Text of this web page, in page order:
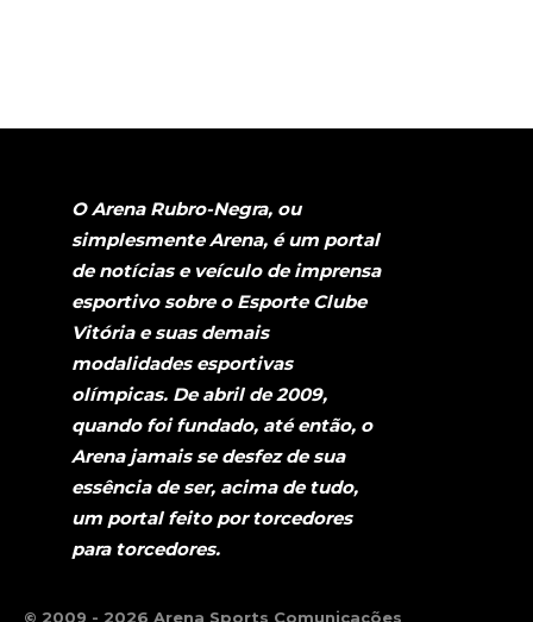
O Arena Rubro-Negra, ou
simplesmente Arena, é um portal
de notícias e veículo de imprensa
esportivo sobre o Esporte Clube
Vitória e suas demais
modalidades esportivas
olímpicas. De abril de 2009,
quando foi fundado, até então, o
Arena jamais se desfez de sua
essência de ser, acima de tudo,
um portal feito por torcedores
para torcedores.
© 2009 - 2026 Arena Sports Comunicações